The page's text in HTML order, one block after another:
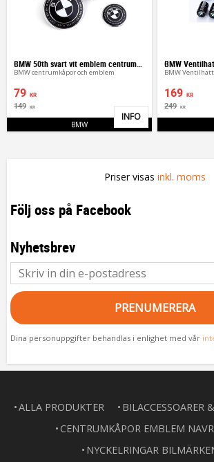
BMW centrumkåpor och emblem
79 KR
149 KR
BMW Lägg till i
INFO
169 KR
249 KR
Priser visas inkl. moms
Följ oss på Facebook
Nyhetsbrev
PRENUMERERA
Dina personuppgifter behandlas i enlighet med vår
ALLA PRODUKTER
BILACCESSOARER
CENTRUMKÅPOR EMBLEM
NYCKELRINGAR